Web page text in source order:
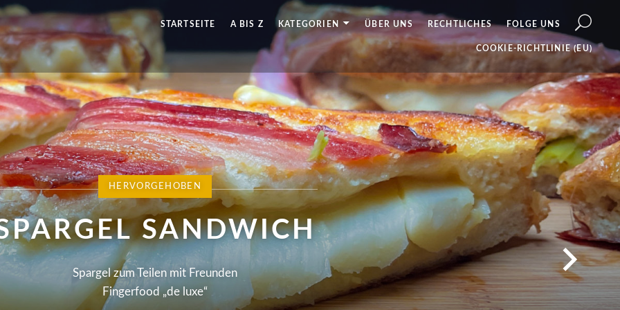
STARTSEITE A BIS Z KATEGORIEN ÜBER UNS RECHTLICHES FOLGE UNS
COOKIE-RICHTLINIE (EU)
SANDWICH
HERVORGEHOBEN
MAKRONEN MUFFIN MIT
WALDERDBEEREN
Die perfekte Bühne für Walderdbeeren
LINSEN SUPPE MIXTOPF